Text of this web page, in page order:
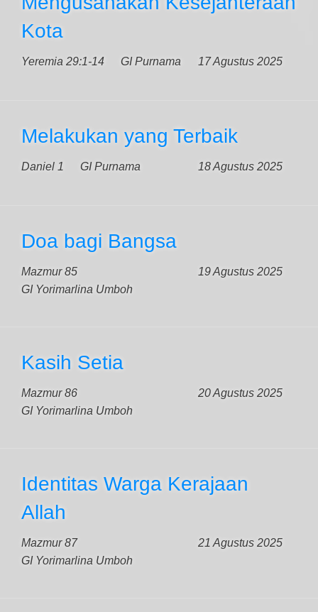
Kota
Yeremia 29:1-14 17 Agustus 2025
GI Purnama
Melakukan yang Terbaik
Daniel 1 18 Agustus 2025
GI Purnama
Doa bagi Bangsa
Mazmur 85
19 Agustus 2025
GI Yorimarlina Umboh
Kasih Setia
Mazmur 86
20 Agustus 2025
GI Yorimarlina Umboh
Identitas Warga Kerajaan
Allah
Mazmur 87
21 Agustus 2025
GI Yorimarlina Umboh